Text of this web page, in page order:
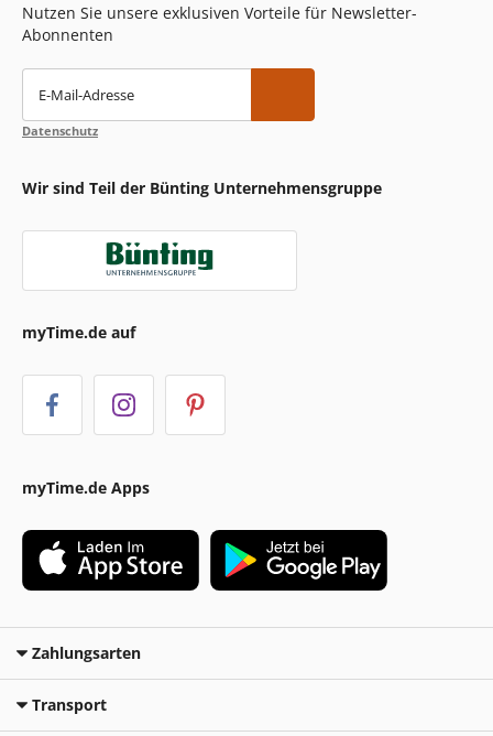
Nutzen Sie unsere exklusiven Vorteile für Newsletter-
Abonnenten
E-Mail-Adresse
Datenschutz
Wir sind Teil der Bünting Unternehmensgruppe
myTime.de auf
myTime.de Apps
Zahlungsarten
Transport